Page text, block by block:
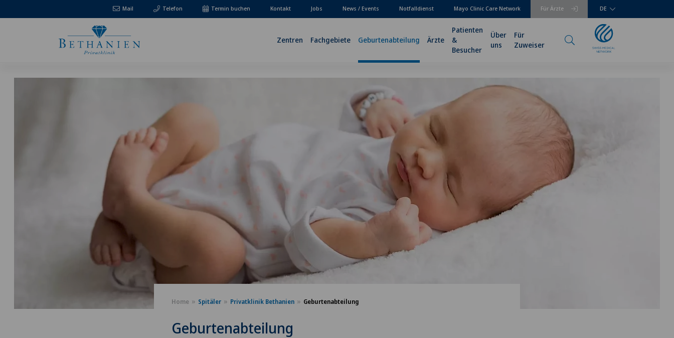
Mail Telefon Für Ärzte
Termin buchen Kontakt Jobs News / Events Notfalldienst Mayo Clinic Care Network DE
Zentren Fachgebiete Geburtenabteilung Ärzte
Patienten
&
Besucher
Über
uns
Für
Zuweiser
Home Spitäler Privatklinik Bethanien Geburtenabteilung
Geburtenabteilung